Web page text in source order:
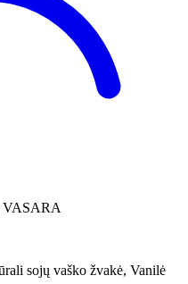
VASARA
sojų vaško žvakė, Vanilė